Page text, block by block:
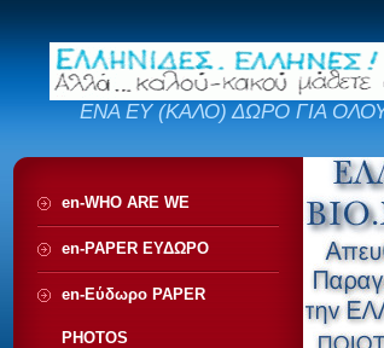
ΕΝΑ ΕΥ (ΚΑΛΟ) ΔΩΡΟ ΓΙΑ
en-WHO ARE WE
en-PAPER ΕΥΔΩΡΟ
en-Εύδωρο PAPER
PHOTOS